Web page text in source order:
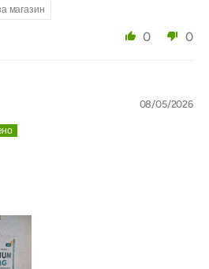
магазин
0 0
08/05/2026